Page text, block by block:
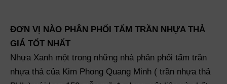
ĐƠN VỊ NÀO PHÂN PHỐI TẤM TRẦN NHỰA THẢ
GIÁ TỐT NHẤT
Nhựa Xanh một trong những nhà phân phối tấm trần
nhựa thả của Kim Phong Quang Minh ( trần nhựa thả